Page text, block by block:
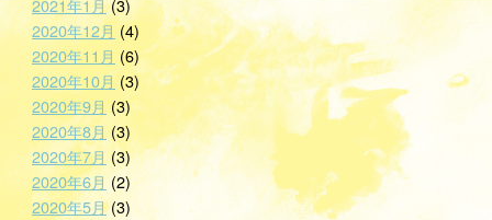
2021年1月(3)
2020年12月 (4)
2020年11月 (6)
2020年10月 (3)
2020年9月 (3)
2020年8月 (3)
2020年7月 (3)
2020年6月(2)
2020年5月(3)